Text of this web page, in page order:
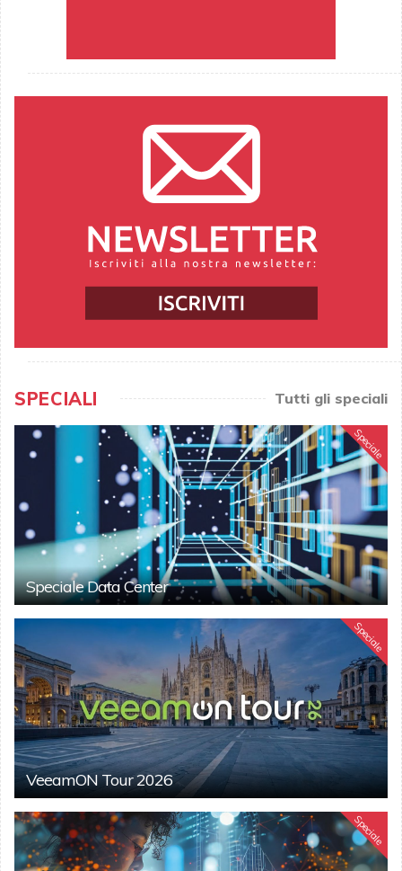
SPECIALI Tutti gli speciali
Speciale
Speciale Data Center
Speciale
VeeamON Tour 2026
Speciale